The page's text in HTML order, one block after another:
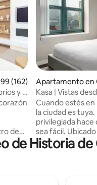
promedio: 4.99 de
(162)
y 3
de
el
Apartamento en
Kasa | Vistas
Chicago
Cuando estés
la ciudad es
privilegiada
sea fácil.
centro de
pasos de Oak
de Historia